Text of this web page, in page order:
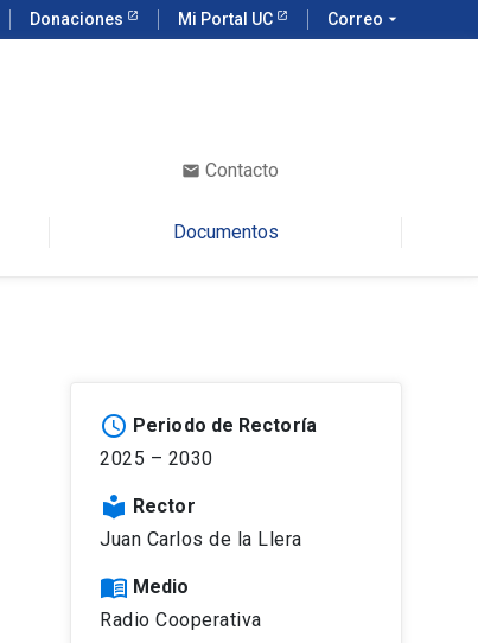
Donaciones Mi Portal UC Correo arrow_drop_down
email Contacto
Documentos
schedule Periodo de Rectoría
2025 – 2030
local_library Rector
Juan Carlos de la Llera
menu_book Medio
Radio Cooperativa